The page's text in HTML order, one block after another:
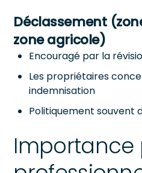
Déclassement
zone agricole)
Encouragé par la
Les propriétaires
indemnisation
Politiquement souvent
Importance